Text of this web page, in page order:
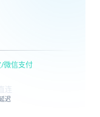
微信支付
连
迟